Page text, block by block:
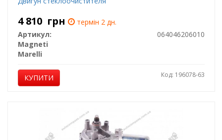
4 810 грн
термін 2 дн.
Артикул:
064046206010
Magneti
Marelli
КУПИТИ Код: 196078-63